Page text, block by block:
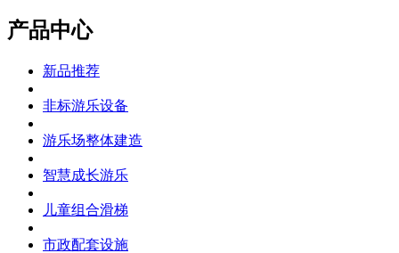
产品中心
新品推荐
非标游乐设备
游乐场整体建造
智慧成长游乐
儿童组合滑梯
市政配套设施